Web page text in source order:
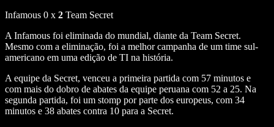
Infamous 0 x 2 Team Secret
A Infamous foi eliminada do mundial, diante da Team Secret.
Mesmo com a eliminação, foi a melhor campanha de um time sul-
americano em uma edição de TI na história.
A equipe da Secret, venceu a primeira partida com 57 minutos e
com mais do dobro de abates da equipe peruana com 52 a 25. Na
segunda partida, foi um stomp por parte dos europeus, com 34
minutos e 38 abates contra 10 para a Secret.